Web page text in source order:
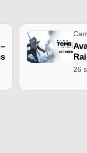
26